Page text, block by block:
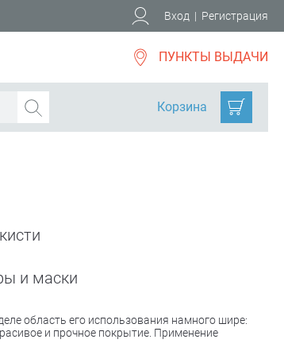
Вход | Регистрация
ПУНКТЫ ВЫДАЧИ
Корзина
и маски
область его использования намного шире:
и прочное покрытие. Применение